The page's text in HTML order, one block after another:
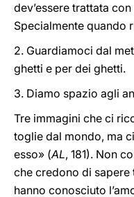
dev’essere trattata
Specialmente quando
2. Guardiamoci dal
ghetti e per dei ghetti.
3. Diamo spazio agli
Tre immagini che ci
toglie dal mondo, ma
esso» (AL, 181). Non
che credono di sapere
hanno conosciuto